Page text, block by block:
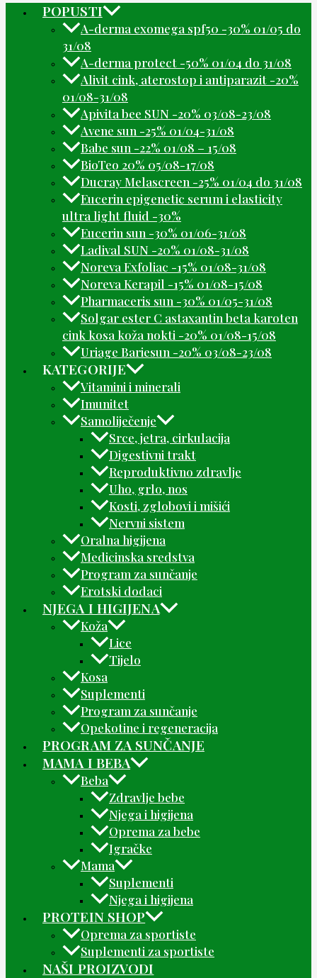
POPUSTI
A-derma exomega spf50 -30% 01/05 do
31/08
A-derma protect -50% 01/04 do 31/08
Alivit cink, aterostop i antiparazit -20%
01/08-31/08
Apivita bee SUN -20% 03/08-23/08
Avene sun -25% 01/04-31/08
Babe sun -22% 01/08 – 15/08
BioTeo 20% 05/08-17/08
Ducray Melascreen -25% 01/04 do 31/08
Eucerin epigenetic serum i elasticity
ultra light fluid -30%
Eucerin sun -30% 01/06-31/08
Ladival SUN -20% 01/08-31/08
Noreva Exfoliac -15% 01/08-31/08
Noreva Kerapil -15% 01/08-15/08
Pharmaceris sun -30% 01/05-31/08
Solgar ester C astaxantin beta karoten
cink kosa koža nokti -20% 01/08-15/08
Uriage Bariesun -20% 03/08-23/08
KATEGORIJE
Vitamini i minerali
Imunitet
Samoliječenje
Srce, jetra, cirkulacija
Digestivni trakt
Reproduktivno zdravlje
Uho, grlo, nos
Kosti, zglobovi i mišići
Nervni sistem
Oralna higijena
Medicinska sredstva
Program za sunčanje
Erotski dodaci
NJEGA I HIGIJENA
Koža
Lice
Tijelo
Kosa
Suplementi
Program za sunčanje
Opekotine i regeneracija
PROGRAM ZA SUNČANJE
MAMA I BEBA
Beba
Zdravlje bebe
Njega i higijena
Oprema za bebe
Igračke
Mama
Suplementi
Njega i higijena
PROTEIN SHOP
Oprema za sportiste
Suplementi za sportiste
NAŠI PROIZVODI